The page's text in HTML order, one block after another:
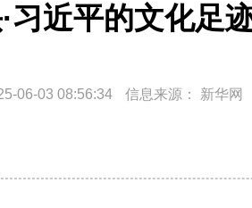
习近平的文化足
06-03 08:56:34 信息来源： 新华网